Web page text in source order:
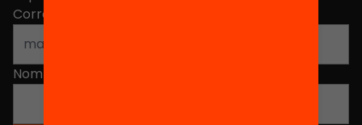
Correo electrónico
Nombre